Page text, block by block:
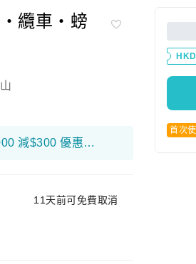
纜車・螃
限量搶！富邦銀行折扣優惠高達$650！ F1及日本花火等體驗產品 滿$1000 減$300 優惠碼： 26FB300 環球海外旅遊產品 滿$800 減$200 優惠碼： 26FB200 香港及大灣區旅遊產品 滿$500 減$100 優惠碼： 26FB100
11天前可免費取消
首次